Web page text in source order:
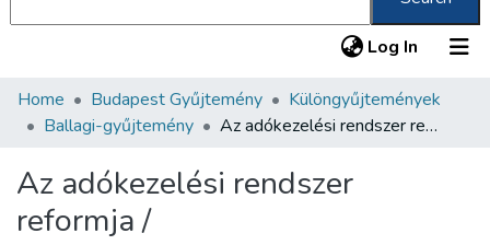
Log In (current)
Communities & Collections
Statistics
About us
Home Budapest Gyűjtemény
Különgyűjtemények
Ballagi-gyűjtemény
Az adókezelési rendszer reformja /
Az adókezelési rendszer
reformja /